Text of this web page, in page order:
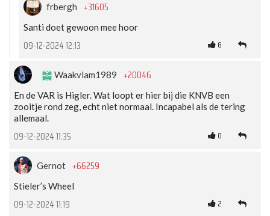
frbergh +31605
Santi doet gewoon mee hoor
09-12-2024 12:13 6
Waakvlam1989 +20046
En de VAR is Higler. Wat loopt er hier bij die KNVB een
zooitje rond zeg, echt niet normaal. Incapabel als de tering
allemaal.
09-12-2024 11:35 0
Gernot +66259
Stieler’s Wheel
09-12-2024 11:19 2